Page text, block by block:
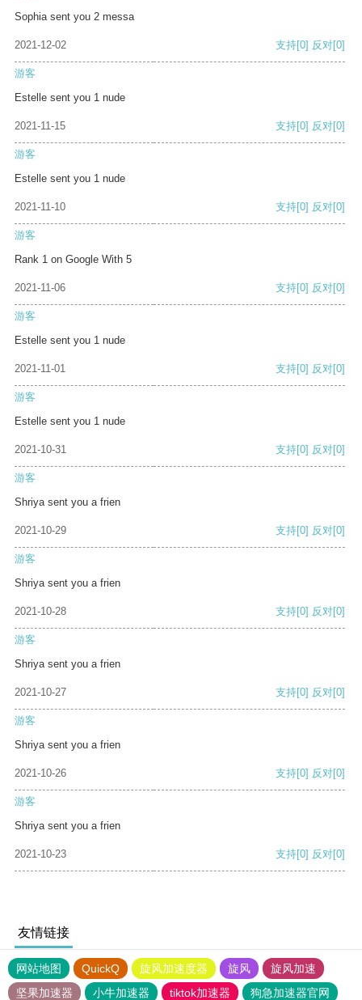
Sophia sent you 2 messa
2021-12-02 支持[0] 反对[0]
游客
Estelle sent you 1 nude
2021-11-15 支持[0] 反对[0]
游客
Estelle sent you 1 nude
2021-11-10 支持[0] 反对[0]
游客
Rank 1 on Google With 5
2021-11-06 支持[0] 反对[0]
游客
Estelle sent you 1 nude
2021-11-01 支持[0] 反对[0]
游客
Estelle sent you 1 nude
2021-10-31 支持[0] 反对[0]
游客
Shriya sent you a frien
2021-10-29 支持[0] 反对[0]
游客
Shriya sent you a frien
2021-10-28 支持[0] 反对[0]
游客
Shriya sent you a frien
2021-10-27 支持[0] 反对[0]
游客
Shriya sent you a frien
2021-10-26 支持[0] 反对[0]
游客
Shriya sent you a frien
2021-10-23 支持[0] 反对[0]
友情链接
网站地图 QuickQ 旋风加速度器 旋风
旋风加速
坚果加速器
小牛加速器 tiktok加速器 狗急加速器官网